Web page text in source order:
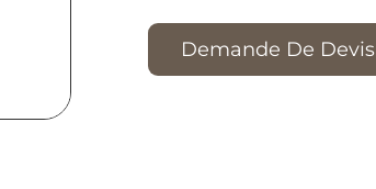
Demande De Devis